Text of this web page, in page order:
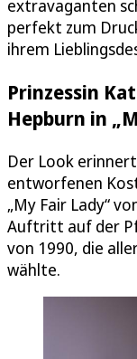
extravaganten
perfekt zum
ihrem
Prinzessin
Hepburn in
Der Look
entworfenen
„My Fair Lady“
Auftritt auf der
von 1990, die
wählte.